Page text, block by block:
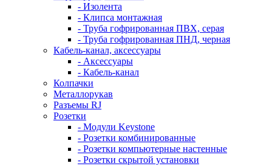
- Изолента
- Клипса монтажная
- Труба гофрированная ПВХ, серая
- Труба гофрированная ПНД, черная
Кабель-канал, аксессуары
- Аксессуары
- Кабель-канал
Колпачки
Металлорукав
Разъемы RJ
Розетки
- Модули Keystone
- Розетки комбинированные
- Розетки компьютерные настенные
- Розетки скрытой установки